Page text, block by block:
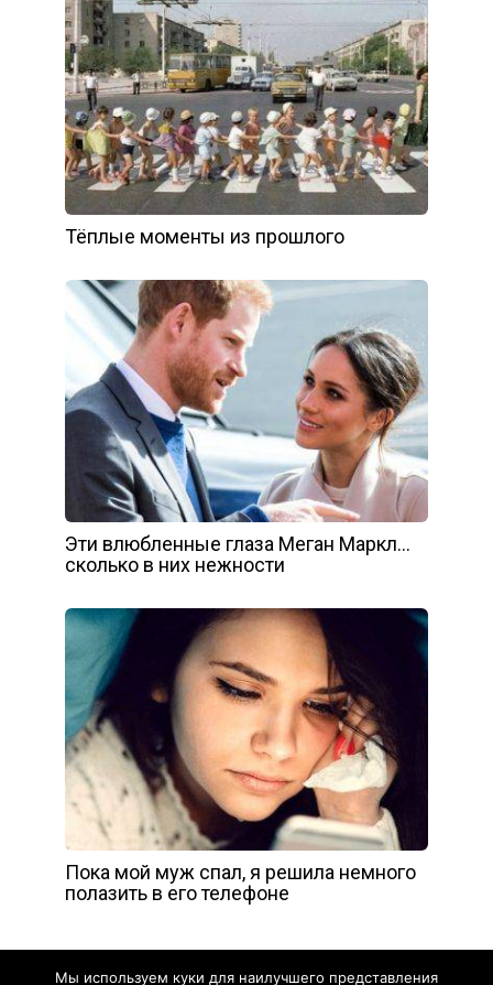
Тёплые моменты из прошлого
Эти влюбленные глаза Меган Маркл…
сколько в них нежности
Пока мой муж спал, я решила немного
полазить в его телефоне
Мы используем куки для наилучшего представления